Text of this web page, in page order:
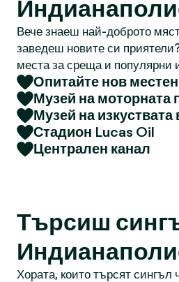
Вече знаеш най-доброто
заведеш новите си
места за среща и популярни
Опитайте нов
Музей на моторната
Музей на
Стадион Lucas Oil
Централен канал
Търсиш
Хората, които търсят сингъл